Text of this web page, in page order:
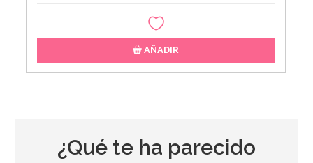
AÑADIR
¿Qué te ha parecido